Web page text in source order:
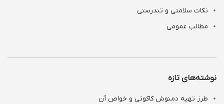
نکات سلامتی و تندرستی
مطالب عمومی
نوشته‌های تازه
طرز تهیه دمنوش کاکوتی و خواص آن